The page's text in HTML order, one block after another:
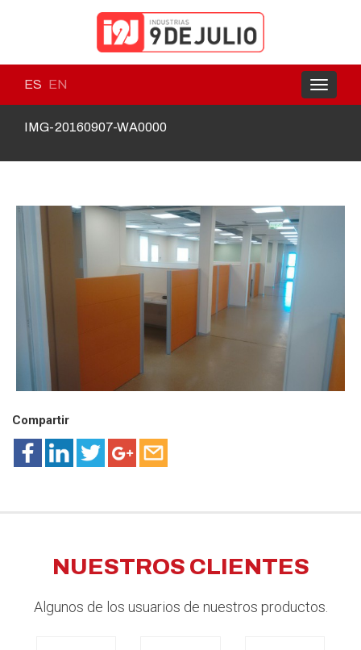
ES EN
Toggle
IMG-20160907-WA0000
Compartir
NUESTROS CLIENTES
Algunos de los usuarios de nuestros productos.